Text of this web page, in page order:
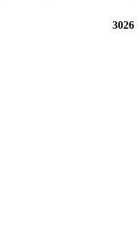
3026